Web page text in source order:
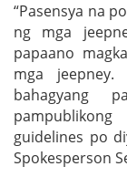
“Pasensya na
ng mga
papaano
mga
bahagyang
guidelines po
Spokesperson